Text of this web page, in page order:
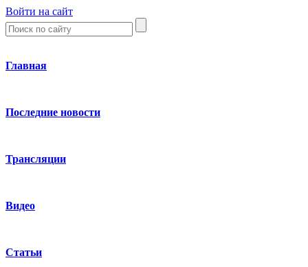
Войти на сайт
Главная
Последние новости
Трансляции
Видео
Статьи